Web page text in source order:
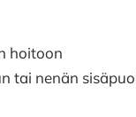
hoitoon
tai nenän